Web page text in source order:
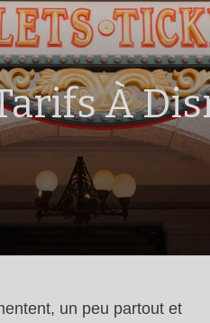
À
un peu partout et